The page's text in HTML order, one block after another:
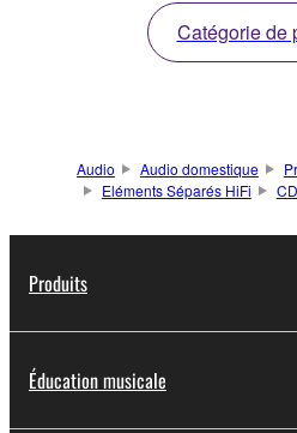
Catégorie de
Audio Audio domestique
Eléments Séparés HiFi
Produits
Éducation musicale